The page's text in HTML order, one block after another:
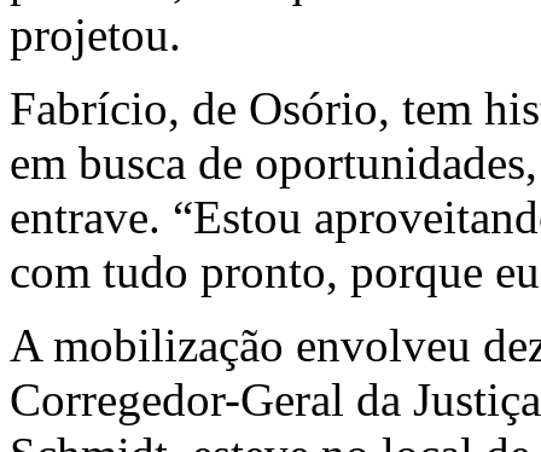
projetou.
Fabrício, de Osório, tem
em busca de
entrave. “Estou
com tudo pronto, porque
A mobilização envolveu
Corregedor-Geral da